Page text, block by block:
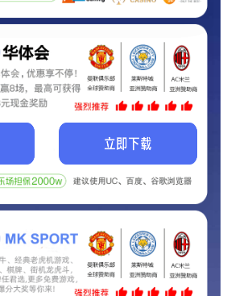
Guys!
将上线啦...
的网站正在建设.
是非常棒的网站.
联系我们!